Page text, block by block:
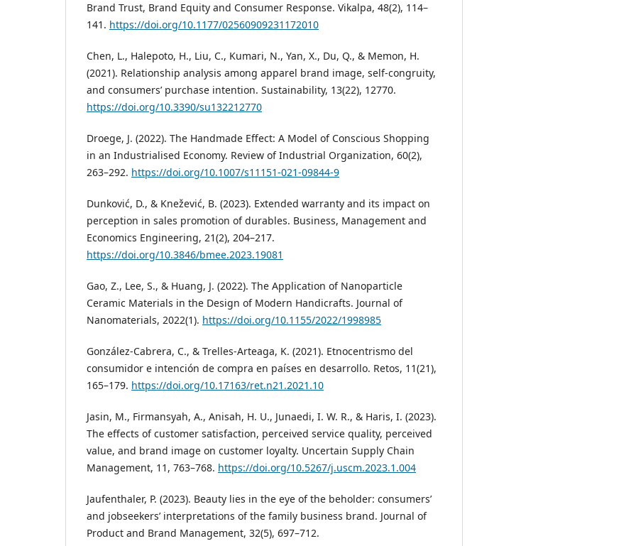
Brand Trust, Brand Equity and Consumer Response. Vikalpa, 48(2), 114–
141. https://doi.org/10.1177/02560909231172010
Chen, L., Halepoto, H., Liu, C., Kumari, N., Yan, X., Du, Q., & Memon, H.
(2021). Relationship analysis among apparel brand image, self-congruity,
and consumers’ purchase intention. Sustainability, 13(22), 12770.
https://doi.org/10.3390/su132212770
Droege, J. (2022). The Handmade Effect: A Model of Conscious Shopping
in an Industrialised Economy. Review of Industrial Organization, 60(2),
263–292. https://doi.org/10.1007/s11151-021-09844-9
Dunković, D., & Knežević, B. (2023). Extended warranty and its impact on
perception in sales promotion of durables. Business, Management and
Economics Engineering, 21(2), 204–217.
https://doi.org/10.3846/bmee.2023.19081
Gao, Z., Lee, S., & Huang, J. (2022). The Application of Nanoparticle
Ceramic Materials in the Design of Modern Handicrafts. Journal of
Nanomaterials, 2022(1). https://doi.org/10.1155/2022/1998985
González-Cabrera, C., & Trelles-Arteaga, K. (2021). Etnocentrismo del
consumidor e intención de compra en países en desarrollo. Retos, 11(21),
165–179. https://doi.org/10.17163/ret.n21.2021.10
Jasin, M., Firmansyah, A., Anisah, H. U., Junaedi, I. W. R., & Haris, I. (2023).
The effects of customer satisfaction, perceived service quality, perceived
value, and brand image on customer loyalty. Uncertain Supply Chain
Management, 11, 763–768. https://doi.org/10.5267/j.uscm.2023.1.004
Jaufenthaler, P. (2023). Beauty lies in the eye of the beholder: consumers’
and jobseekers’ interpretations of the family business brand. Journal of
Product and Brand Management, 32(5), 697–712.